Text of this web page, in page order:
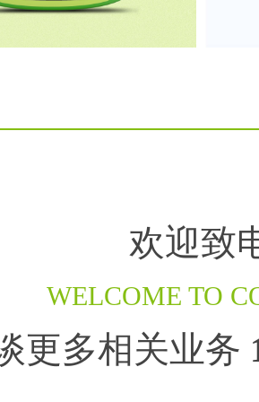
欢迎致
WELCOME TO
更多相关业务